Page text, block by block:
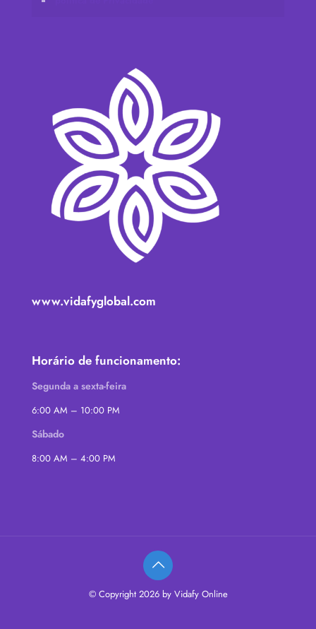
www.vidafyglobal.com
Horário de funcionamento:
Segunda a sexta-feira
6:00 AM – 10:00 PM
Sábado
8:00 AM – 4:00 PM
© Copyright 2026 by Vidafy Online